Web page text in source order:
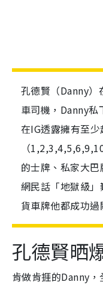
孔德賢（Danny）
車司機，Danny私
在IG透露擁有至
（
的士牌、私家大
網民話「地獄級
貨車牌他都成功過
孔德賢晒
肯做肯捱的Danny